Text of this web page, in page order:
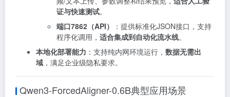
证与快速测试。
端口7862（API）
：提供标准化JSON接口，支持
程序化调用， 适合集成到自动化流水线。
本地化部署能力 ：支持纯内网环境运行， 数据无需出
域 ，满足企业级隐私要求。
Qwen3-ForcedAligner-0.6B典型应用场景